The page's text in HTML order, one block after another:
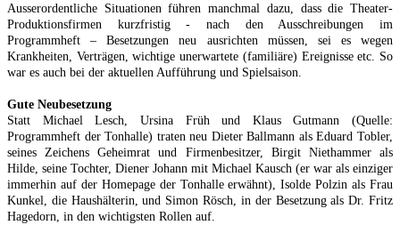
Ausserordentliche Situationen führen manchmal dazu, dass die Theater-
Produktionsfirmen kurzfristig - nach den Ausschreibungen im
Programmheft – Besetzungen neu ausrichten müssen, sei es wegen
Krankheiten, Verträgen, wichtige unerwartete (familiäre) Ereignisse etc. So
war es auch bei der aktuellen Aufführung und Spielsaison.
Gute Neubesetzung
Statt Michael Lesch, Ursina Früh und Klaus Gutmann (Quelle:
Programmheft der Tonhalle) traten neu Dieter Ballmann als Eduard Tobler,
seines Zeichens Geheimrat und Firmenbesitzer, Birgit Niethammer als
Hilde, seine Tochter, Diener Johann mit Michael Kausch (er war als einziger
immerhin auf der Homepage der Tonhalle erwähnt), Isolde Polzin als Frau
Kunkel, die Haushälterin, und Simon Rösch, in der Besetzung als Dr. Fritz
Hagedorn, in den wichtigsten Rollen auf.